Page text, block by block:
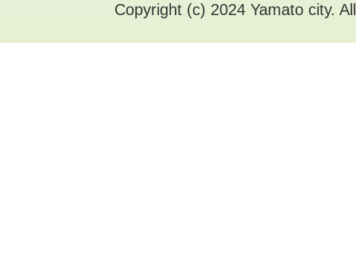
Copyright (c) 2024 Yamato city.